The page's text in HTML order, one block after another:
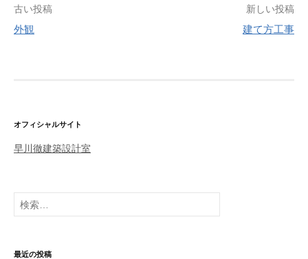
ゲ
ー
ョ
ン
古い投稿
外観
新しい投稿
建て方工事
オフィシャルサイト
早川徹建築設計室
検
索
最近の投稿